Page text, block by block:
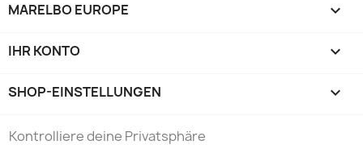
MARELBO EUROPE 
IHR KONTO 
SHOP-EINSTELLUNGEN keyboard_arrow_down
Kontrolliere deine Privatsphäre